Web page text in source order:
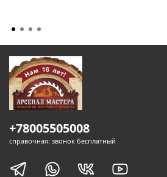
+78005505008
справочная: звонок бесплатный